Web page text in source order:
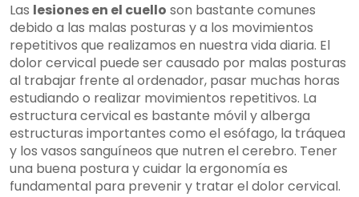
Las lesiones en el cuello son bastante comunes
debido a las malas posturas y a los movimientos
repetitivos que realizamos en nuestra vida diaria. El
dolor cervical puede ser causado por malas posturas
al trabajar frente al ordenador, pasar muchas horas
estudiando o realizar movimientos repetitivos. La
estructura cervical es bastante móvil y alberga
estructuras importantes como el esófago, la tráquea
y los vasos sanguíneos que nutren el cerebro. Tener
una buena postura y cuidar la ergonomía es
fundamental para prevenir y tratar el dolor cervical.